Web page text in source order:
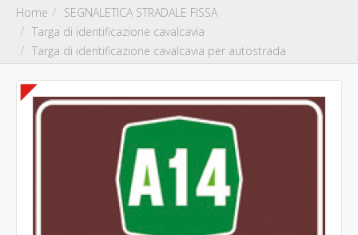
Home
SEGNALETICA STRADALE FISSA
Targa di identificazione cavalcavia
Targa di identificazione cavalcavia per autostrada